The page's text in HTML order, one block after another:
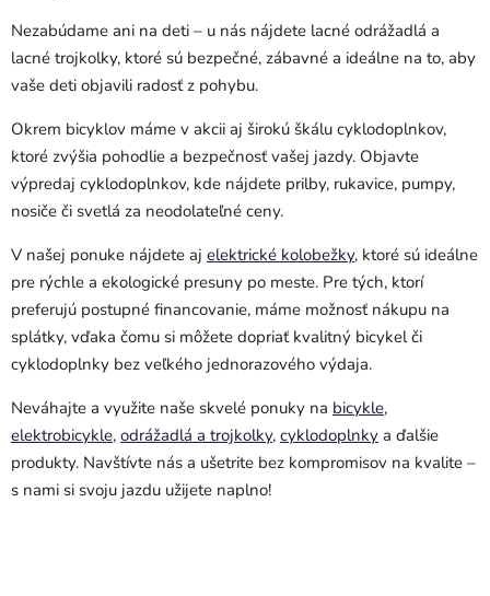
u
Nezabúdame ani na deti – u nás nájdete lacné odrážadlá a
lacné trojkolky, ktoré sú bezpečné, zábavné a ideálne na to, aby
vaše deti objavili radosť z pohybu.
Okrem bicyklov máme v akcii aj širokú škálu cyklodoplnkov,
ktoré zvýšia pohodlie a bezpečnosť vašej jazdy. Objavte
výpredaj cyklodoplnkov, kde nájdete prilby, rukavice, pumpy,
nosiče či svetlá za neodolateľné ceny.
V našej ponuke nájdete aj elektrické kolobežky, ktoré sú ideálne
pre rýchle a ekologické presuny po meste. Pre tých, ktorí
preferujú postupné financovanie, máme možnosť nákupu na
splátky, vďaka čomu si môžete dopriať kvalitný bicykel či
cyklodoplnky bez veľkého jednorazového výdaja.
Neváhajte a využite naše skvelé ponuky na bicykle,
elektrobicykle, odrážadlá a trojkolky, cyklodoplnky a ďalšie
produkty. Navštívte nás a ušetrite bez kompromisov na kvalite –
s nami si svoju jazdu užijete naplno!